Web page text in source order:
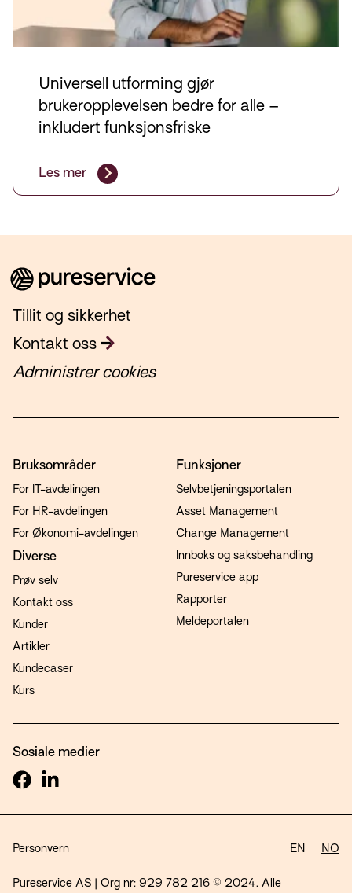
Universell utforming gjør
brukeropplevelsen bedre for alle –
inkludert funksjonsfriske
Les mer
Tillit og sikkerhet
Kontakt oss
Administrer cookies
Bruksområder
For IT-avdelingen
For HR-avdelingen
For Økonomi-avdelingen
Funksjoner
Selvbetjeningsportalen
Asset Management
Change Management
Innboks og saksbehandling
Pureservice app
Rapporter
Meldeportalen
Diverse
Prøv selv
Kontakt oss
Kunder
Artikler
Kundecaser
Kurs
Sosiale medier
Pureservice AS | Org nr: 929 782 216 © 2024. Alle
Personvern EN NO